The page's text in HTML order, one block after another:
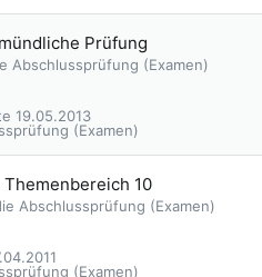
Prüfung
Abschlussprüfung (Examen)
(Examen)
19.05.2013
10
Abschlussprüfung (Examen)
(Examen)